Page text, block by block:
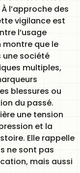
l’approche des
vigilance est
l’usage
montre que le
une société
multiples,
blessures ou
du passé.
une tension
et la
Elle rappelle
ne sont pas
mais aussi